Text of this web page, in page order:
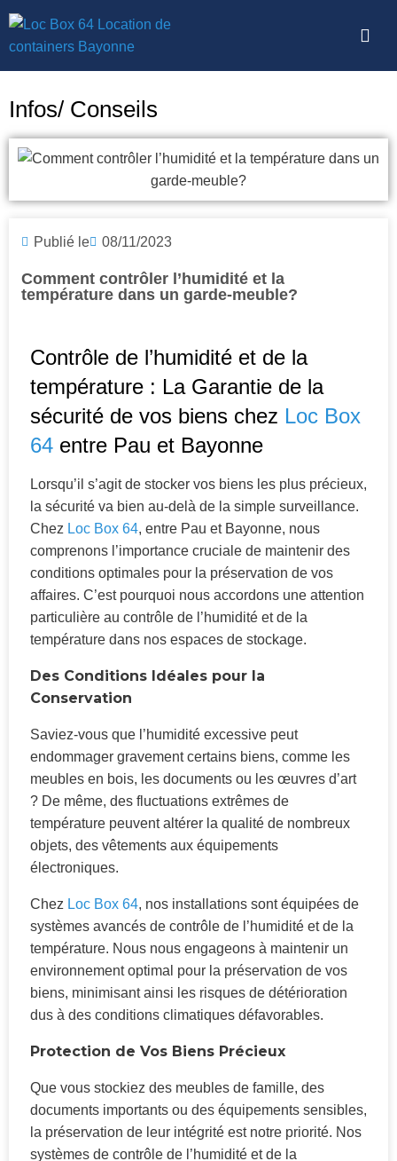
Infos/ Conseils
Publié le 08/11/2023
Comment contrôler l’humidité et la
température dans un garde-meuble?
Contrôle de l’humidité et de la
température : La Garantie de la
sécurité de vos biens chez Loc Box
64 entre Pau et Bayonne
Lorsqu’il s’agit de stocker vos biens les plus précieux,
la sécurité va bien au-delà de la simple surveillance.
Chez Loc Box 64, entre Pau et Bayonne, nous
comprenons l’importance cruciale de maintenir des
conditions optimales pour la préservation de vos
affaires. C’est pourquoi nous accordons une attention
particulière au contrôle de l’humidité et de la
température dans nos espaces de stockage.
Des Conditions Idéales pour la
Conservation
Saviez-vous que l’humidité excessive peut
endommager gravement certains biens, comme les
meubles en bois, les documents ou les œuvres d’art
? De même, des fluctuations extrêmes de
température peuvent altérer la qualité de nombreux
objets, des vêtements aux équipements
électroniques.
Chez Loc Box 64, nos installations sont équipées de
systèmes avancés de contrôle de l’humidité et de la
température. Nous nous engageons à maintenir un
environnement optimal pour la préservation de vos
biens, minimisant ainsi les risques de détérioration
dus à des conditions climatiques défavorables.
Protection de Vos Biens Précieux
Que vous stockiez des meubles de famille, des
documents importants ou des équipements sensibles,
la préservation de leur intégrité est notre priorité. Nos
systèmes de contrôle de l’humidité et de la